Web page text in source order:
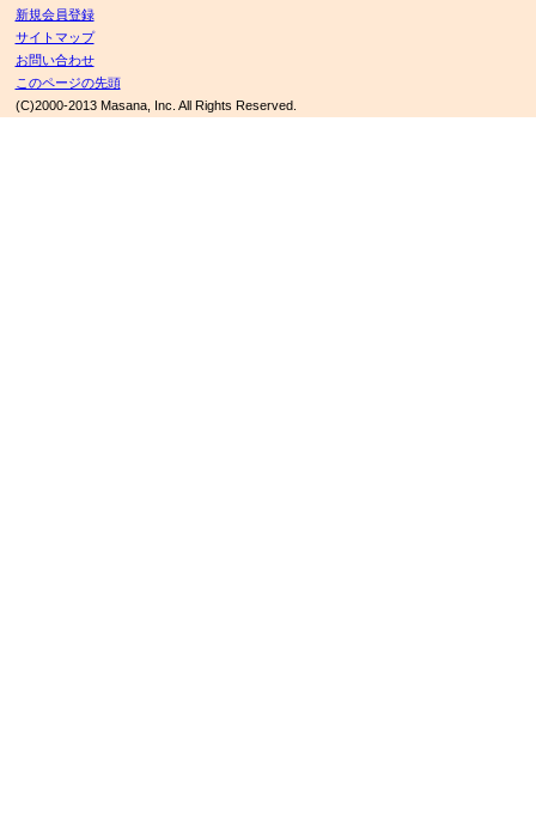
新規会員登録
サイトマップ
お問い合わせ
このページの先頭
(C)2000-2013 Masana, Inc. All Rights Reserved.